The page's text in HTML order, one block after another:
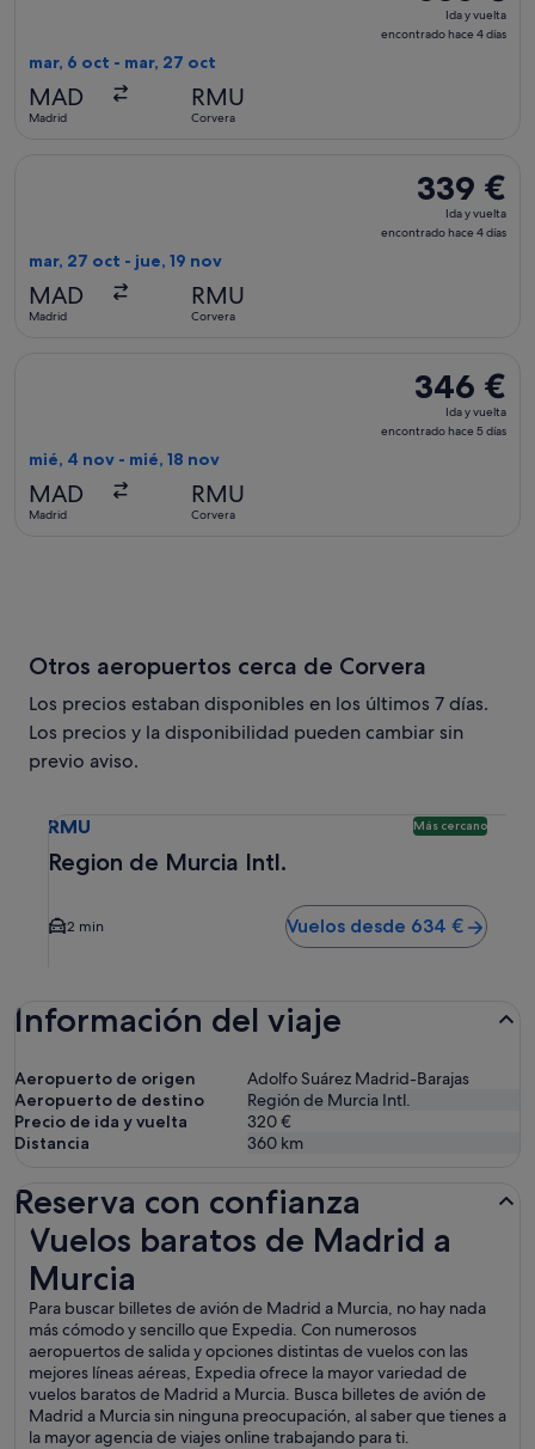
Ida
y
Ida y vuelta
encontrado hace 4 días
mar, 6 oct - mar, 27 oct
MAD
Madrid
RMU
Corvera
339 €
Ida
y
339 €
Ida y vuelta
encontrado hace 4 días
mar, 27 oct - jue, 19 nov
MAD
Madrid
RMU
Corvera
346 €
Ida
y
346 €
Ida y vuelta
encontrado hace 5 días
mié, 4 nov - mié, 18 nov
MAD
Madrid
RMU
Corvera
Otros aeropuertos cerca de Corvera
Los precios estaban disponibles en los últimos 7 días.
Los precios y la disponibilidad pueden cambiar sin
previo aviso.
RMU Más cercano
Region de Murcia Intl.
2 min Vuelos desde 634 €
Información del viaje
Aeropuerto de origen
Adolfo Suárez Madrid-Barajas
Aeropuerto de destino
Región de Murcia Intl.
Precio de ida y vuelta
320 €
Distancia
360 km
Reserva con confianza
Vuelos baratos de Madrid a
Murcia
Para buscar billetes de avión de Madrid a Murcia, no hay nada
más cómodo y sencillo que Expedia. Con numerosos
aeropuertos de salida y opciones distintas de vuelos con las
mejores líneas aéreas, Expedia ofrece la mayor variedad de
vuelos baratos de Madrid a Murcia. Busca billetes de avión de
Madrid a Murcia sin ninguna preocupación, al saber que tienes a
la mayor agencia de viajes online trabajando para ti.
Vuelos baratos de Madrid a Murcia